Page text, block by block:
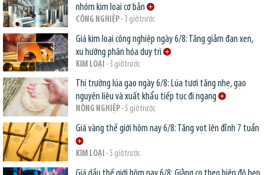
nhóm kim loại cơ bản
CÔNG NGHIỆP- 3 giờ trước
Giá kim loại công nghiệp ngày 6/8: Tăng giảm đan xen,
xu hướng phân hóa duy trì
KIM LOẠI - 3 giờ trước
Thị trường lúa gạo ngày 6/8: Lúa tươi tăng nhẹ, gạo
nguyên liệu và xuất khẩu tiếp tục đi ngang
NÔNG NGHIỆP- 5 giờ trước
Giá vàng thế giới hôm nay 6/8: Tăng vọt lên đỉnh 7 tuần
KIM LOẠI - 5 giờ trước